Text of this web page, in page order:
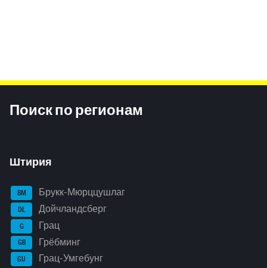
Поиск по регионам
Штирия
BM Брукк-Мюрццушлаг
DL Дойчландсберг
G Грац
GB Грёбминг
GU Грац-Умгебунг